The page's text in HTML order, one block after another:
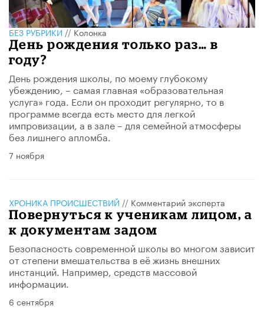
БЕЗ РУБРИКИ//Колонка
День рождения только раз… в
году?
День рождения школы, по моему глубокому
убеждению, – самая главная «образовательная
услуга» года. Если он проходит регулярно, то в
программе всегда есть место для легкой
импровизации, а в зале – для семейной атмосферы
без лишнего апломба.
7 ноября
ХРОНИКА ПРОИСШЕСТВИЙ // Комментарий эксперта
Повернуться к ученикам лицом, а
к документам задом
Безопасность современной школы во многом зависит
от степени вмешательства в её жизнь внешних
инстанций. Например, средств массовой
информации.
6 сентября